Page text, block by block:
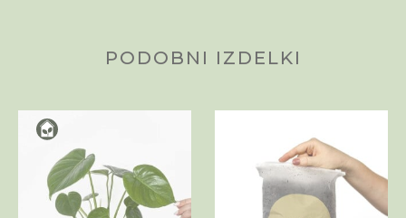
PODOBNI IZDELKI